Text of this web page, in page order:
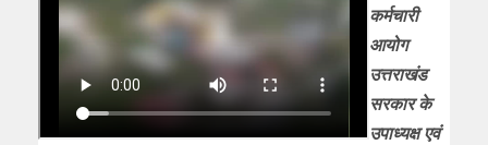
कर्मचारी
आयोग
उत्तराखंड
सरकार के
उपाध्यक्ष एवं